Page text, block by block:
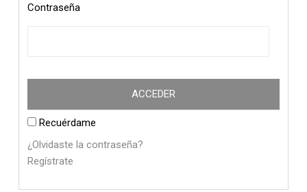
Contraseña
Recuérdame
¿Olvidaste la contraseña?
Regístrate